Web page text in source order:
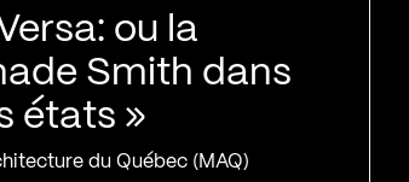
ou la
Smith dans
états »
du Québec (MAQ)